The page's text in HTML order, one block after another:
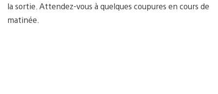
la sortie. Attendez-vous à quelques coupures en cours de
matinée.